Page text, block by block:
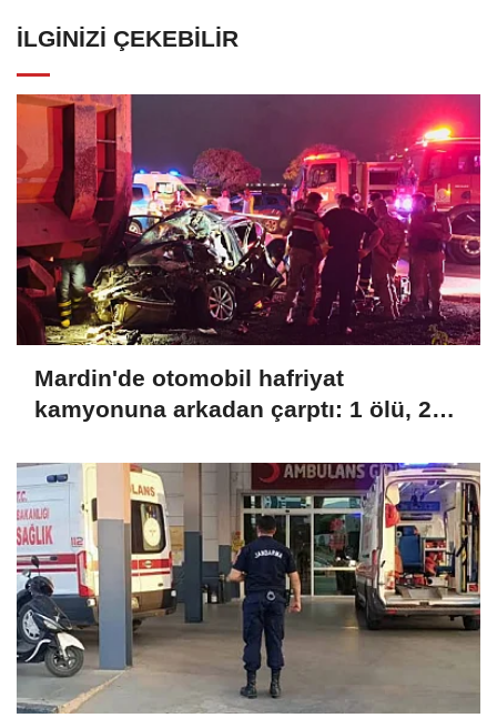
İLGINIZI ÇEKEBILIR
Mardin'de otomobil hafriyat
kamyonuna arkadan çarptı: 1 ölü, 2